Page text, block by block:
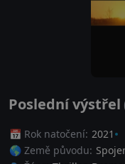
Poslední výstřel
📅 Rok natočení: 2021
🌎 Země původu: